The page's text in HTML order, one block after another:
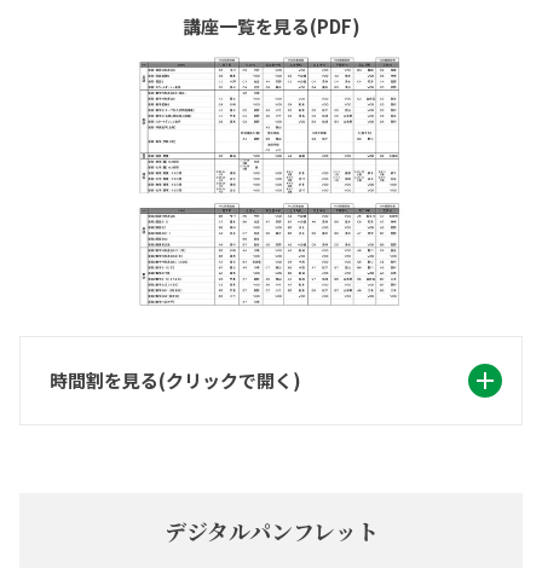
講座一覧を見る(PDF)
時間割を見る(クリックで開く)
デジタルパンフレット